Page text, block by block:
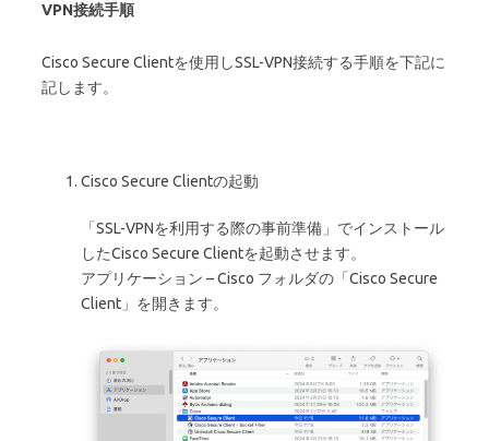
VPN接続手順
Cisco Secure Clientを使用しSSL-VPN接続する手順を下記に
記します。
Cisco Secure Clientの起動
「SSL-VPNを利用する際の事前準備」でインストール
したCisco Secure Clientを起動させます。
アプリケーション – Cisco フォルダの「Cisco Secure
Client」を開きます。